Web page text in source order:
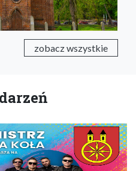
zobacz wszystkie